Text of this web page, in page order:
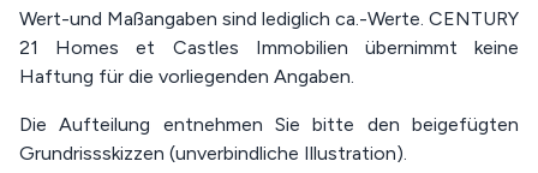
Wert-und Maßangaben sind lediglich ca.-Werte. CENTURY
21 Homes et Castles Immobilien übernimmt keine
Haftung für die vorliegenden Angaben.
Die Aufteilung entnehmen Sie bitte den beigefügten
Grundrissskizzen (unverbindliche Illustration).